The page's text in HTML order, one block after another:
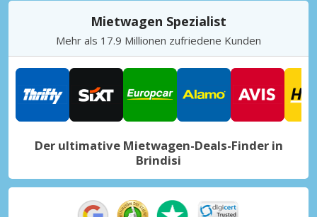
Mietwagen Spezialist
Mehr als 17.9 Millionen zufriedene Kunden
Der ultimative Mietwagen-Deals-Finder in
Brindisi